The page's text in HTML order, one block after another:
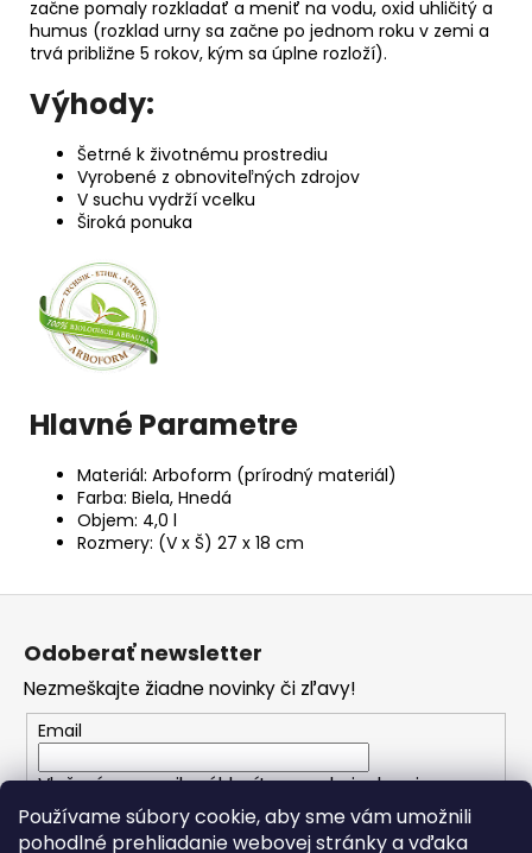
Používame súbory cookie, aby sme vám umožnili
pohodlné prehliadanie webovej stránky a vďaka
začne pomaly rozkladať a meniť na vodu, oxid uhličitý a
humus (rozklad urny sa začne po jednom roku v zemi a
trvá približne 5 rokov, kým sa úplne rozloží).
Výhody:
Šetrné k životnému prostrediu
Vyrobené z obnoviteľných zdrojov
V suchu vydrží vcelku
Široká ponuka
Hlavné Parametre
Materiál: Arboform (prírodný materiál)
Farba: Biela, Hnedá
Objem: 4,0 l
Rozmery: (V x Š) 27 x 18 cm
Z
e
Odoberať newsletter
Nezmeškajte žiadne novinky či zľavy!
Email
Vložením e-mailu súhlasíte spodmienkami
ochrany osobných údajov